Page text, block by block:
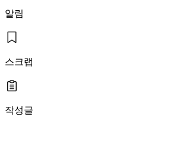
알림
스크랩
작성글